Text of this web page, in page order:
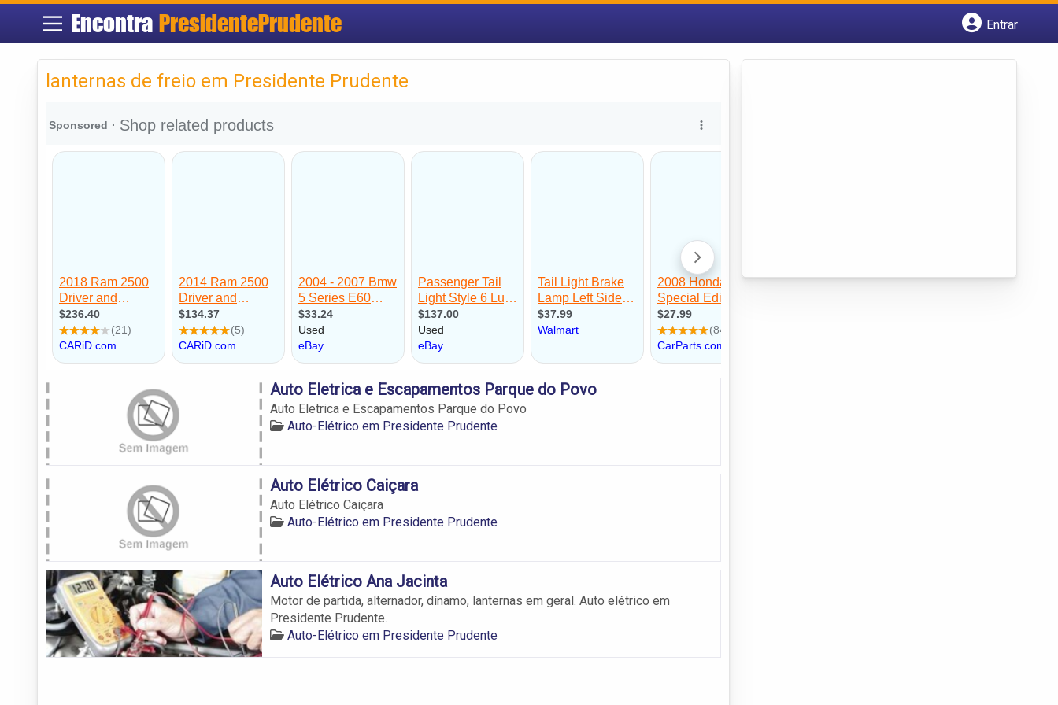
Encontra PresidentePrudente
Entrar
lanternas de freio em Presidente Prudente
Auto Eletrica e Escapamentos Parque do Povo
Auto Eletrica e Escapamentos Parque do Povo
Auto-Elétrico em Presidente Prudente
Auto Elétrico Caiçara
Auto Elétrico Caiçara
Auto-Elétrico em Presidente Prudente
Auto Elétrico Ana Jacinta
Motor de partida, alternador, dínamo, lanternas em geral. Auto elétrico em
Presidente Prudente.
Auto-Elétrico em Presidente Prudente